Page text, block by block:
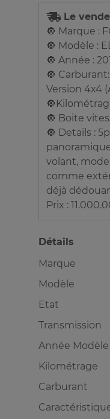
Le
🔘 Marque :
🔘 Modèle :
🔘 Année :
🔘
Version 4x4
🔘 Boite
🔘 Details :
volant,
comme
déjà
Prix :
Détails
Marque
Modèle
Etat
Transmission
Année Modèle
Kilométrage
Carburant